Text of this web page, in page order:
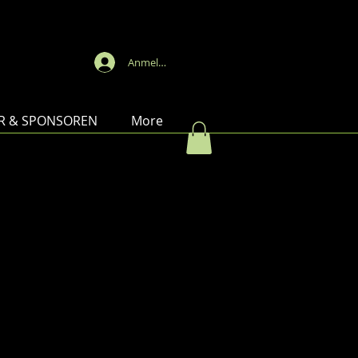
Anmelden
& SPONSOREN More